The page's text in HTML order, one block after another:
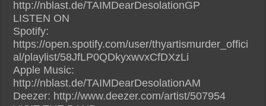
http://nblast.de/TAIMDearDesolationGP
LISTEN ON
Spotify:
https://open.spotify.com/user/thyartismurder_offici
al/playlist/58JfLP0QDkyxwvxCfDXzLi
Apple Music:
http://nblast.de/TAIMDearDesolationAM
Deezer: http://www.deezer.com/artist/507954